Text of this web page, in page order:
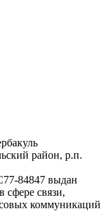
район, р.п.
84847 выдан
сфере связи,
коммуникаций